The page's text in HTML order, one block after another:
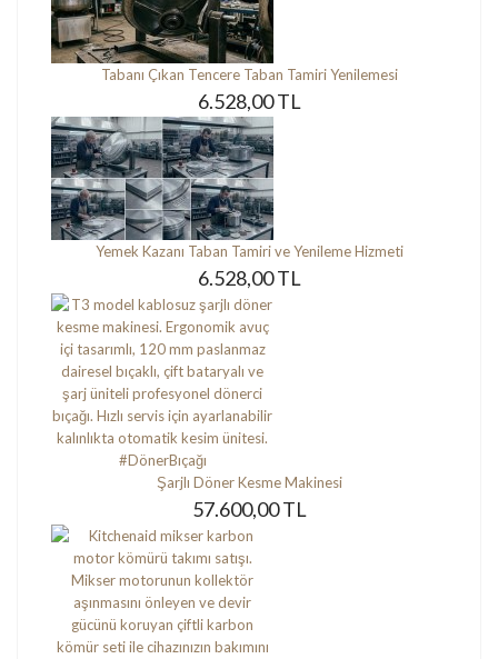
Tabanı Çıkan Tencere Taban Tamiri Yenilemesi
6.528,00 TL
Yemek Kazanı Taban Tamiri ve Yenileme Hizmeti
6.528,00 TL
Şarjlı Döner Kesme Makinesi
57.600,00 TL